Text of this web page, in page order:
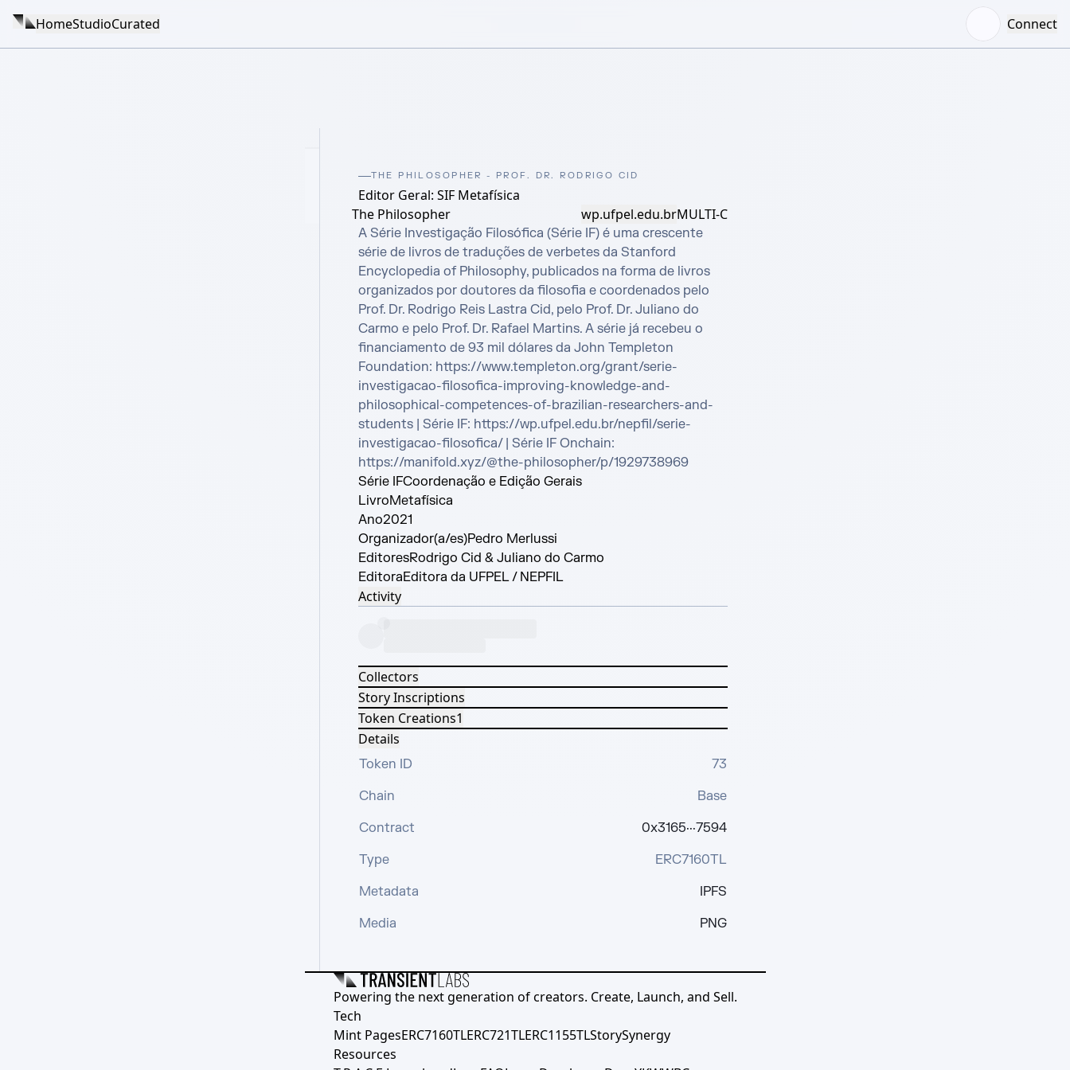
HomeStudioCurated Connect
THE PHILOSOPHER - PROF. DR. RODRIGO CID
Editor Geral: SIF Metafísica
The Philosopher
wp.ufpel.edu.brMULTI-C
A Série Investigação Filosófica (Série IF) é uma crescente
série de livros de traduções de verbetes da Stanford
Encyclopedia of Philosophy, publicados na forma de livros
organizados por doutores da filosofia e coordenados pelo
Prof. Dr. Rodrigo Reis Lastra Cid, pelo Prof. Dr. Juliano do
Carmo e pelo Prof. Dr. Rafael Martins. A série já recebeu o
financiamento de 93 mil dólares da John Templeton
Foundation: https://www.templeton.org/grant/serie-
investigacao-filosofica-improving-knowledge-and-
philosophical-competences-of-brazilian-researchers-and-
students | Série IF: https://wp.ufpel.edu.br/nepfil/serie-
investigacao-filosofica/ | Série IF Onchain:
https://manifold.xyz/@the-philosopher/p/1929738969
Série IFCoordenação e Edição Gerais
LivroMetafísica
Ano2021
Organizador(a/es)Pedro Merlussi
EditoresRodrigo Cid & Juliano do Carmo
EditoraEditora da UFPEL / NEPFIL
Activity
Collectors
Story Inscriptions
Token Creations1
Details
Token ID
73
Chain
Base
Contract
0x3165···7594
Type
ERC7160TL
Metadata
IPFS
Media
PNG
Powering the next generation of creators. Create, Launch, and Sell.
Tech
Mint PagesERC7160TLERC721TLERC1155TLStorySynergy
Resources